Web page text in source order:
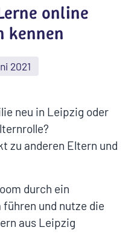
online
kennen
2021
neu in Leipzig oder
zu anderen Eltern und
durch ein
und nutze die
aus Leipzig